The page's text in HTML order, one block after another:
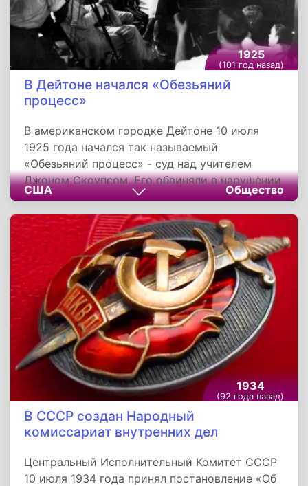
1925
(101 год назад)
В Дейтоне начался «Обезьяний
процесс»
В американском городке Дейтоне 10 июля
1925 года начался так называемый
«Обезьяний процесс» - суд над учителем
Джоном Скоупсом. Его обвиняли в нарушении
закона, запрещавшего преподавать теорию
эволюции Дарвина, введенный в 15 штатах.
Судебный процесс был начат по инициативе
аптекаря Фреда Робинсона.
США Общество
1934
(92 года назад)
В СССР создан Народный
комиссариат внутренних дел
Центральный Исполнительный Комитет СССР
10 июля 1934 года принял постановление «Об